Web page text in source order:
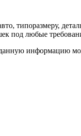
под любые
информацию